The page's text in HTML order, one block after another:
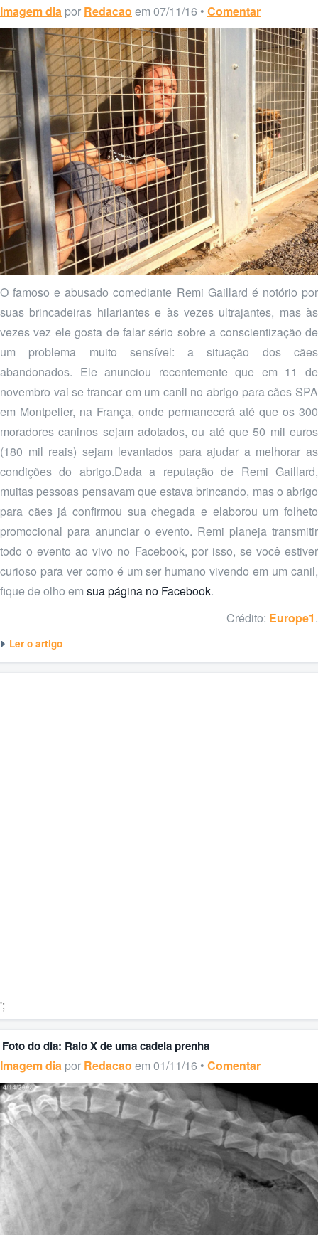
Imagem dia por Redacao em 07/11/16 • Comentar
O famoso e abusado comediante Remi Gaillard é notório por
suas brincadeiras hilariantes e às vezes ultrajantes, mas às
vezes vez ele gosta de falar sério sobre a conscientização de
um problema muito sensível: a situação dos cães
abandonados. Ele anunciou recentemente que em 11 de
novembro vai se trancar em um canil no abrigo para cães SPA
em Montpelier, na França, onde permanecerá até que os 300
moradores caninos sejam adotados, ou até que 50 mil euros
(180 mil reais) sejam levantados para ajudar a melhorar as
condições do abrigo.Dada a reputação de Remi Gaillard,
muitas pessoas pensavam que estava brincando, mas o abrigo
para cães já confirmou sua chegada e elaborou um folheto
promocional para anunciar o evento. Remi planeja transmitir
todo o evento ao vivo no Facebook, por isso, se você estiver
curioso para ver como é um ser humano vivendo em um canil,
fique de olho em sua página no Facebook.
Crédito: Europe1.
Ler o artigo
';
Foto do dia: Raio X de uma cadela prenha
Imagem dia por Redacao em 01/11/16 • Comentar